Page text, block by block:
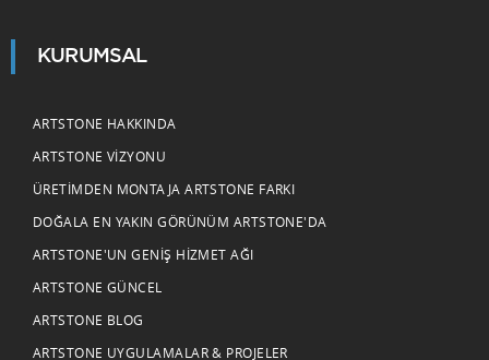
KURUMSAL
ARTSTONE HAKKINDA
ARTSTONE VIZYONU
ÜRETIMDEN MONTAJA ARTSTONE FARKI
DOĞALA EN YAKIN GÖRÜNÜM ARTSTONE'DA
ARTSTONE'UN GENIŞ HIZMET AĞI
ARTSTONE GÜNCEL
ARTSTONE BLOG
ARTSTONE UYGULAMALAR & PROJELER